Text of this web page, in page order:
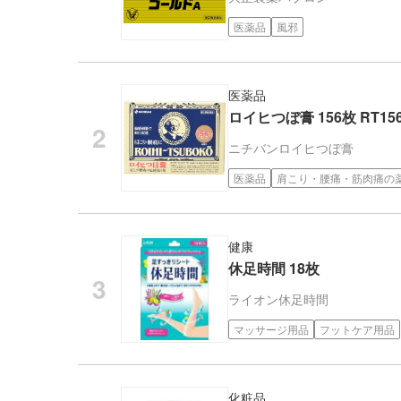
医薬品 風邪
医薬品
ロイヒつぼ膏 156枚
ニチバンロイヒつぼ膏
医薬品 肩こり・腰痛・筋肉痛の
健康
休足時間 18枚
ライオン休足時間
マッサージ用品 フットケア用品